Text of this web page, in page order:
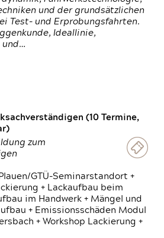
und der grundsätzlichen
Test- und Erprobungsfahrten.
Ideallinie,
und…
(10 Termine,
zum
GTÜ-Seminarstandort +
+ Lackaufbau beim
im Handwerk + Mängel und
+ Emissionsschäden Modul
+ Workshop Lackierung +